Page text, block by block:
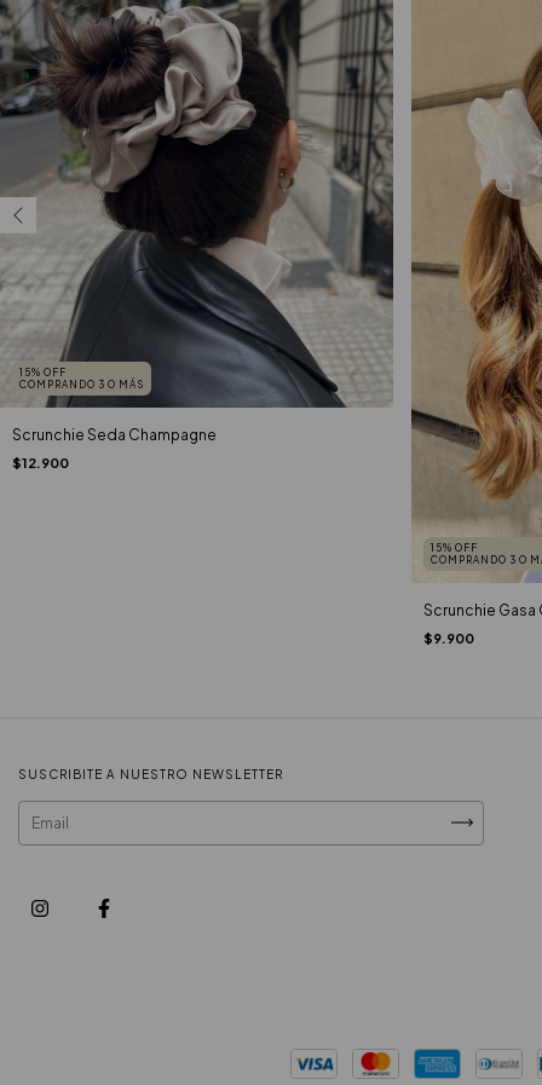
15% OFF
COMPRANDO 3 O MÁS
Scrunchie Seda Champagne
$12.900
15% OFF
COMPRANDO 3 O
Scrunchie Gasa
$9.900
SUSCRIBITE A NUESTRO NEWSLETTER